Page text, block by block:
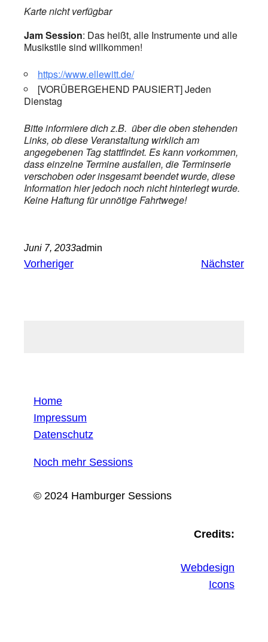
Karte nicht verfügbar
Jam Session: Das heißt, alle Instrumente und alle
Musikstile sind willkommen!
https://www.ellewitt.de/
[VORÜBERGEHEND PAUSIERT] Jeden
Dienstag
Bitte informiere dich z.B. über die oben stehenden
Links, ob diese Veranstaltung wirklich am
angegebenen Tag stattfindet. Es kann vorkommen,
dass einzelne Termine ausfallen, die Terminserie
verschoben oder insgesamt beendet wurde, diese
Information hier jedoch noch nicht hinterlegt wurde.
Keine Haftung für unnötige Fahrtwege!
Juni 7, 2033admin
Vorheriger Nächster
Home
Impressum
Datenschutz
Noch mehr Sessions
© 2024 Hamburger Sessions
Credits:
Webdesign
Icons